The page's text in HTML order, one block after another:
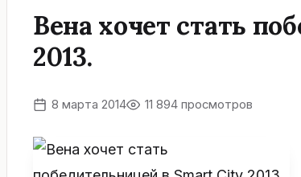
Вена хочет стать
2013.
8 марта 2014 11 894 просмотров